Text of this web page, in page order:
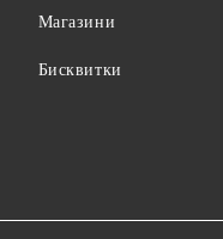
Магазини
Бисквитки